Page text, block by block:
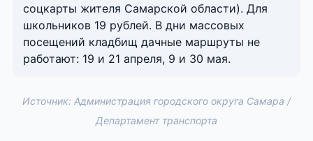
соцкарты жителя Самарской области). Для
школьников 19 рублей. В дни массовых
посещений кладбищ дачные маршруты не
работают: 19 и 21 апреля, 9 и 30 мая.
Источник: Администрация городского округа Самара /
Департамент транспорта